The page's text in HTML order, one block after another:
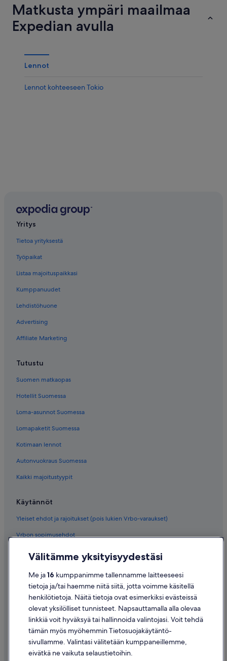
Matkusta ympäri maailmaa
Expedian avulla
Lennot
Lennot kohteeseen Tokio
Yritys
Tietoa yrityksestä
Työpaikat
Listaa majoituspaikkasi
Kumppanuudet
Lehdistöhuone
Advertising
Affiliate Marketing
Tutustu
Suomen matkaopas
Hotellit Suomessa
Loma-asunnot Suomessa
Lomapaketit Suomessa
Kotimaan lennot
Autonvuokraus Suomessa
Kaikki majoitustyypit
Käytännöt
Yleiset ehdot ja rajoitukset (pois lukien Vrbo-varaukset)
Vrbon sopimusehdot
Evästeet
Käyttöehdot
Oikeudelliset tiedot / ota meihin yhteyttä
Sisältövaatimukset ja ilmoituksen tekeminen sisällöstä
Tuki
Välitämme yksityisyydestäsi
Me ja16 kumppanimme tallennamme laitteeseesi
tietoja ja/tai haemme niitä siitä, jotta voimme käsitellä
henkilötietoja. Näitä tietoja ovat esimerkiksi evästeissä
olevat yksilölliset tunnisteet. Napsauttamalla alla olevaa
linkkiä voit hyväksyä tai hallinnoida valintojasi. Voit tehdä
tämän myös myöhemmin Tietosuojakäytäntö-
sivullamme. Valintasi välitetään kumppaneillemme,
eivätkä ne vaikuta selaustietoihin.